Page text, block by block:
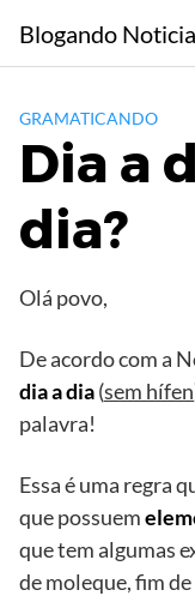
content
Blogando
GRAMATICANDO
Dia a
dia?
Olá povo,
De acordo com a
dia a dia(sem hífen
palavra!
Essa é uma regra
que possuem
que tem algumas
de moleque, fim